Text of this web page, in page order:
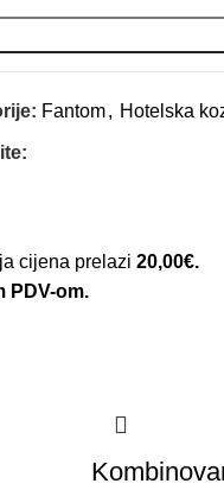
Fantom, Hotelska
cijena prelazi 20,00€.
PDV-om.